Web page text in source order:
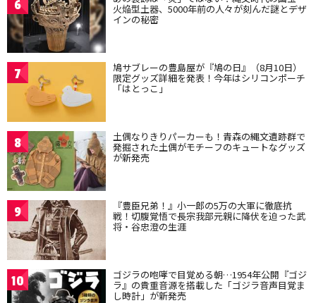
6 火焔型土器、5000年前の人々が刻んだ謎とデザ
インの秘密
7 鳩サブレーの豊島屋が『鳩の日』（8月10日）
限定グッズ詳細を発表！今年はシリコンポーチ
「はとっこ」
8 土偶なりきりパーカーも！青森の縄文遺跡群で
発掘された土偶がモチーフのキュートなグッズ
が新発売
9 『豊臣兄弟！』小一郎の5万の大軍に徹底抗
戦！切腹覚悟で長宗我部元親に降伏を迫った武
将・谷忠澄の生涯
10 ゴジラの咆哮で目覚める朝…1954年公開『ゴジ
ラ』の貴重音源を搭載した「ゴジラ音声目覚ま
し時計」が新発売